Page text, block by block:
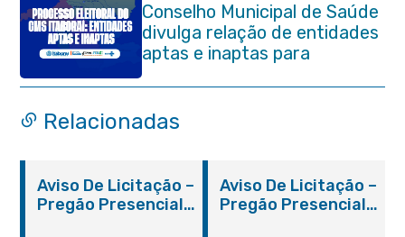
Conselho Municipal de Saúde
divulga relação de entidades
aptas e inaptas para
processo eleitoral do
quadriênio 2026-2030
Relacionadas
Aviso De Licitação –
Pregão Presencial
Aviso De Licitação –
Pregão Presencial